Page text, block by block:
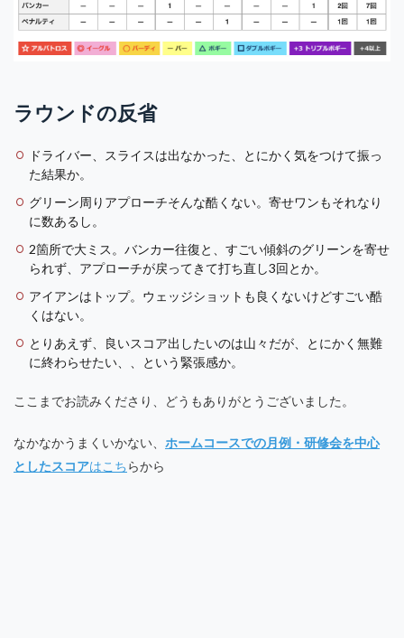
ラウンドの反省
ドライバー、スライスは出なかった、とにかく気をつけて振っ
た結果か。
グリーン周りアプローチそんな酷くない。寄せワンもそれなり
に数あるし。
2箇所で大ミス。バンカー往復と、すごい傾斜のグリーンを寄せ
られず、アプローチが戻ってきて打ち直し3回とか。
アイアンはトップ。ウェッジショットも良くないけどすごい酷
くはない。
とりあえず、良いスコア出したいのは山々だが、とにかく無難
に終わらせたい、、という緊張感か。
ここまでお読みくださり、どうもありがとうございました。
なかなかうまくいかない、 ホームコースでの月例・研修会を中心
としたスコアはこちらから